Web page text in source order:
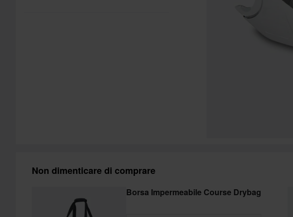
Non dimenticare di comprare
Borsa Impermeabile Course Drybag